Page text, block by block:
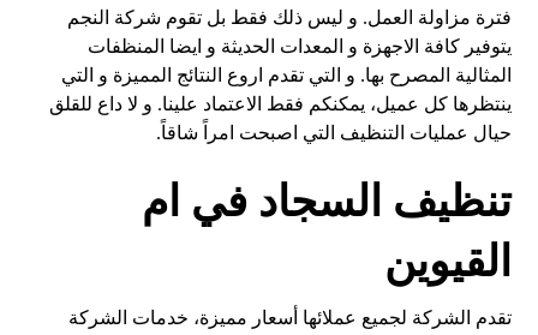
فترة مزاولة العمل. و ليس ذلك فقط بل تقوم شركة النجم
يتوفير كافة الاجهزة و المعدات الحديثة و ايضا المنظفات
المثالية المصرح بها. و التي تقدم اروع النتائج المميزة و التي
ينتظرها كل عميل، يمكنكم فقط الاعتماد علينا. و لا داع للقلق
حيال عمليات التنظيف التي اصبحت امراً شاقاً.
تنظيف السجاد في ام
القيوين
تقدم الشركة لجميع عملائها أسعار مميزة، خدمات الشركة